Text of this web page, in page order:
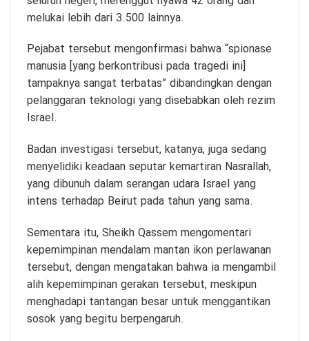
melukai lebih dari 3.500 lainnya.
Pejabat tersebut mengonfirmasi bahwa “spionase
manusia [yang berkontribusi pada tragedi ini]
tampaknya sangat terbatas” dibandingkan dengan
pelanggaran teknologi yang disebabkan oleh rezim
Israel.
Badan investigasi tersebut, katanya, juga sedang
menyelidiki keadaan seputar kemartiran Nasrallah,
yang dibunuh dalam serangan udara Israel yang
intens terhadap Beirut pada tahun yang sama.
Sementara itu, Sheikh Qassem mengomentari
kepemimpinan mendalam mantan ikon perlawanan
tersebut, dengan mengatakan bahwa ia mengambil
alih kepemimpinan gerakan tersebut, meskipun
menghadapi tantangan besar untuk menggantikan
sosok yang begitu berpengaruh.